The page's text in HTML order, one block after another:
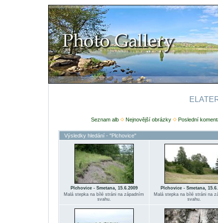
Seznam alb Nejnovější obrázky Poslední
Výsledky hledání - "Plchovice"
Plchovice - Smetana, 15.6.2009
Malá stepka na bílé stráni na západním
svahu.
Plchovice - Smetana,
Malá stepka na bílé stráni na
svahu.